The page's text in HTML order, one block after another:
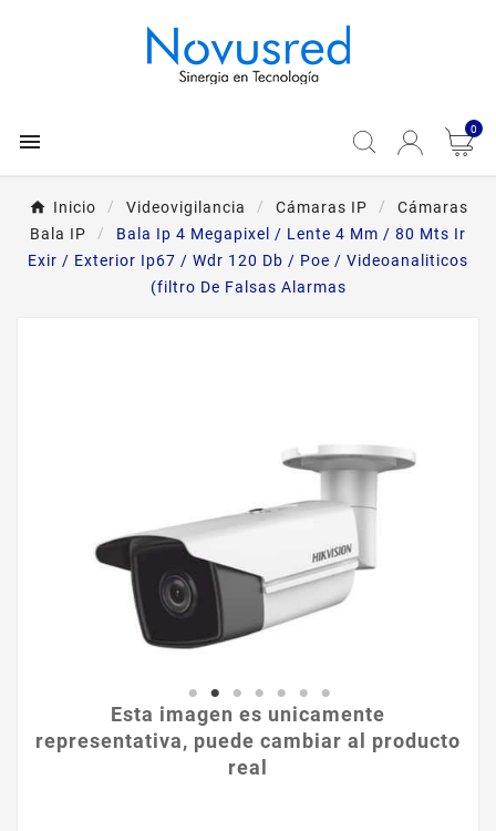
 0
Inicio Videovigilancia Cámaras IP
Cámaras
Bala IP
Bala Ip 4 Megapixel / Lente 4 Mm / 80 Mts Ir
Exir / Exterior Ip67 / Wdr 120 Db / Poe / Videoanaliticos
(filtro De Falsas Alarmas
Esta imagen es unicamente
representativa, puede cambiar al producto
real